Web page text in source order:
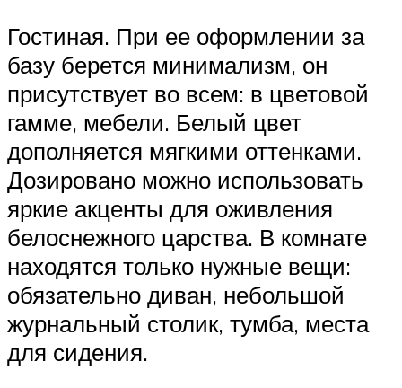
Гостиная. При ее оформлении за
базу берется минимализм, он
присутствует во всем: в цветовой
гамме, мебели. Белый цвет
дополняется мягкими оттенками.
Дозировано можно использовать
яркие акценты для оживления
белоснежного царства. В комнате
находятся только нужные вещи:
обязательно диван, небольшой
журнальный столик, тумба, места
для сидения.